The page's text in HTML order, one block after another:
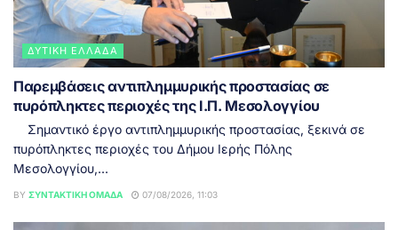
ΔΥΤΙΚΉ ΕΛΛΆΔΑ
Παρεμβάσεις αντιπλημμυρικής προστασίας σε
πυρόπληκτες περιοχές της Ι.Π. Μεσολογγίου
Σημαντικό έργο αντιπλημμυρικής προστασίας, ξεκινά σε
πυρόπληκτες περιοχές του Δήμου Ιερής Πόλης
Μεσολογγίου,...
BY ΣΥΝΤΑΚΤΙΚΉ ΟΜΆΔΑ 07/08/2026, 11:03